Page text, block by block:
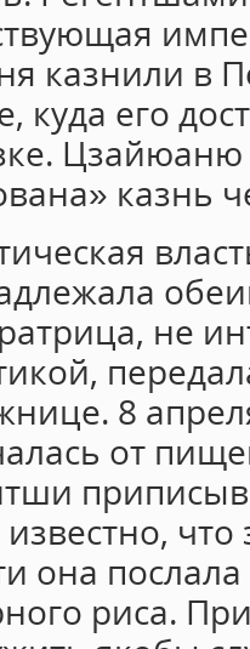
казнили в
куда его
казнь
не
8
от
известно,
она
риса.